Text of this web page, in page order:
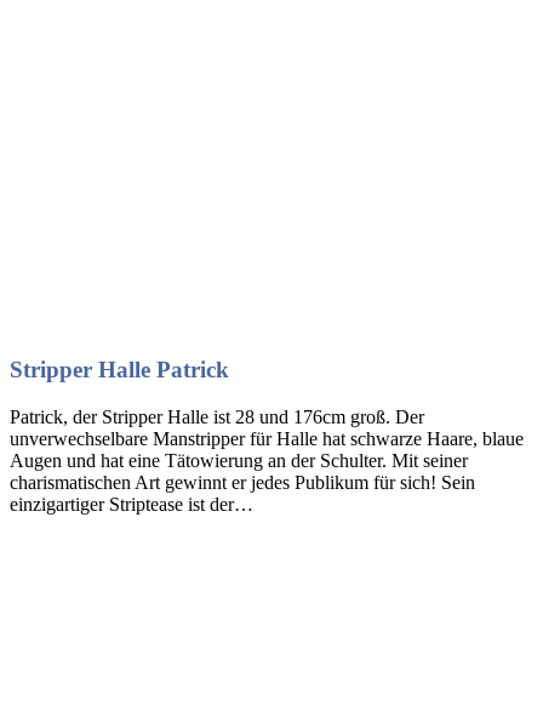
Stripper Halle Patrick
Patrick, der Stripper Halle ist 28 und 176cm groß. Der
unverwechselbare Manstripper für Halle hat schwarze Haare, blaue
Augen und hat eine Tätowierung an der Schulter. Mit seiner
charismatischen Art gewinnt er jedes Publikum für sich! Sein
einzigartiger Striptease ist der…